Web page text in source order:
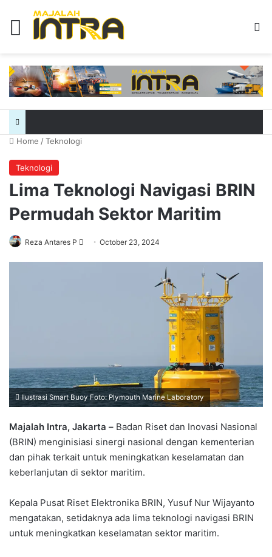
Menu
Home /Teknologi
Teknologi
Lima Teknologi Navigasi BRIN
Permudah Sektor Maritim
Reza Antares P
SendOctober 23, 2024
Ilustrasi Smart Buoy Foto: Plymouth Marine Laboratory
Majalah Intra, Jakarta – Badan Riset dan Inovasi Nasional
(BRIN) menginisiasi sinergi nasional dengan kementerian
dan pihak terkait untuk meningkatkan keselamatan dan
keberlanjutan di sektor maritim.
Kepala Pusat Riset Elektronika BRIN, Yusuf Nur Wijayanto
mengatakan, setidaknya ada lima teknologi navigasi BRIN
untuk meningkatkan keselamatan sektor maritim.